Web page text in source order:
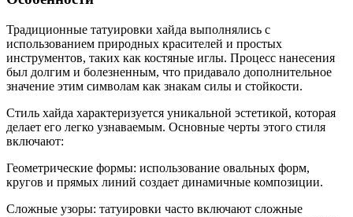
Традиционные татуировки хайда выполнялись с
использованием природных красителей и простых
инструментов, таких как костяные иглы. Процесс нанесения
был долгим и болезненным, что придавало дополнительное
значение этим символам как знакам силы и стойкости.
Стиль хайда характеризуется уникальной эстетикой, которая
делает его легко узнаваемым. Основные черты этого стиля
включают:
Геометрические формы: использование овальных форм,
кругов и прямых линий создает динамичные композиции.
Сложные узоры: татуировки часто включают сложные